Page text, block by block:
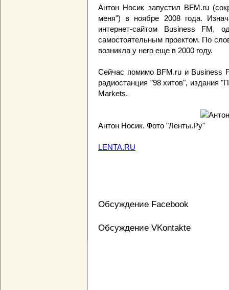
Антон Носик запустил BFM.ru
меня") в ноябре 2008 года.
интернет-сайтом Business FM,
самостоятельным проектом. По
возникла у него еще в 2000 году.
Сейчас помимо BFM.ru и Business
радиостанция "98 хитов", издания
Markets.
Антон Носик. Фото "Ленты.Ру"
LENTA.RU
Обсуждение Facebook
Обсуждение VKontakte